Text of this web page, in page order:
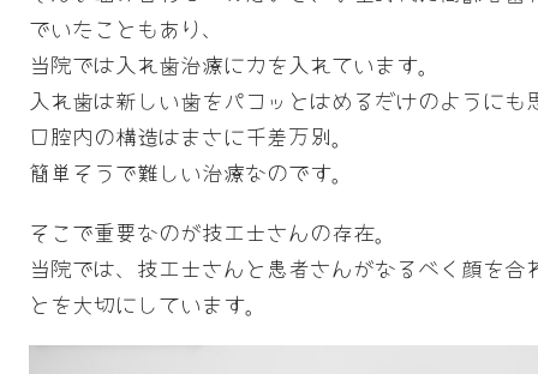
でいたこともあり、
当院では入れ歯治療に力を入れています。
入れ歯は新しい歯をパコッとはめるだけのようにも
口腔内の構造はまさに千差万別。
簡単そうで難しい治療なのです。
そこで重要なのが技工士さんの存在。
当院では、技工士さんと患者さんがなるべく顔を合
とを大切にしています。